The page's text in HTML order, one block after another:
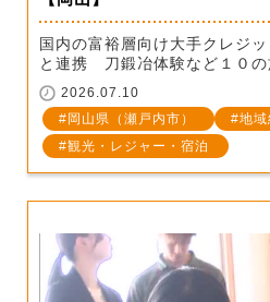
国内の富裕層向け大手クレジ
と連携 刀鍛冶体験など１０の
2026.07.10
岡山県（瀬戸内市）
地域
観光・レジャー・宿泊